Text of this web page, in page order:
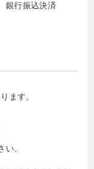
行振込決済
ます。
。